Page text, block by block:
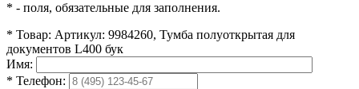
* - поля, обязательные для заполнения.
* Товар: Артикул: 9984260, Тумба полуоткрытая для
документов L400 бук
Имя:
* Телефон: